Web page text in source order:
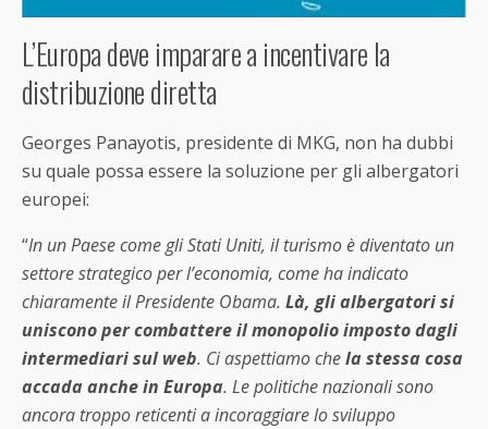
L’Europa deve imparare a incentivare la
distribuzione diretta
Georges Panayotis, presidente di MKG, non ha dubbi
su quale possa essere la soluzione per gli albergatori
europei:
“In un Paese come gli Stati Uniti, il turismo è diventato un
settore strategico per l’economia, come ha indicato
chiaramente il Presidente Obama. Là, gli albergatori si
uniscono per combattere il monopolio imposto dagli
intermediari sul web. Ci aspettiamo chela stessa cosa
accada anche in Europa. Le politiche nazionali sono
ancora troppo reticenti a incoraggiare lo sviluppo